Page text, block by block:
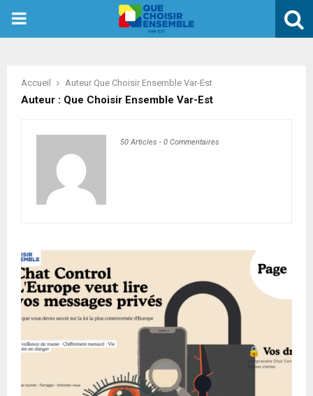
PRIMARY
Accueil Auteur Que Choisir Ensemble Var-Est
Auteur : Que Choisir Ensemble Var-Est
50 Articles - 0 Commentaires